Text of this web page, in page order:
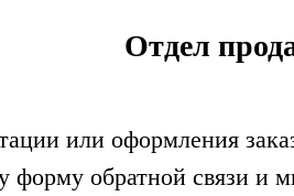
Отдел
или оформления
форму обратной связи и